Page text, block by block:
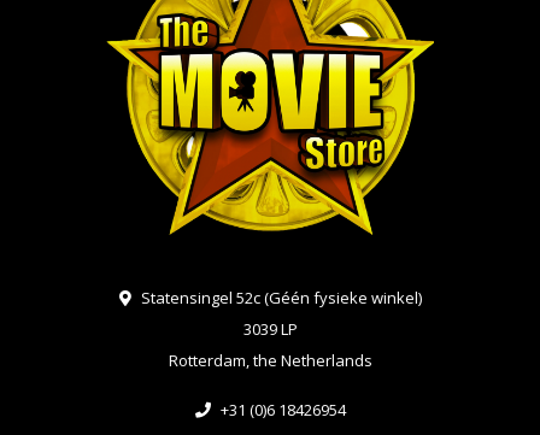
Statensingel 52c (Géén fysieke winkel)
3039 LP
Rotterdam, the Netherlands
+31 (0)6 18426954